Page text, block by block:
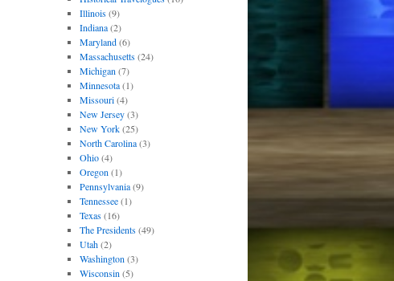
Illinois(9)
Indiana(2)
Maryland(6)
Massachusetts(24)
Michigan (7)
Minnesota(1)
Missouri(4)
New Jersey(3)
New York(25)
North Carolina(3)
Ohio(4)
Oregon (1)
Pennsylvania(9)
Tennessee(1)
Texas(16)
The Presidents(49)
Utah(2)
Washington (3)
Wisconsin (5)